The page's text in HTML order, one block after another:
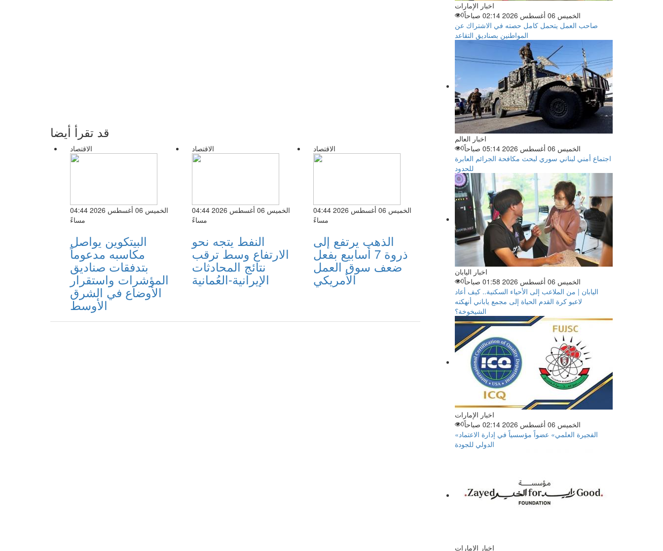
قد تقرأ أيضا
الاقتصاد
الخميس 06 أغسطس 2026 04:44
مساءً
البيتكوين يواصل
مكاسبه مدعوماً
بتدفقات صناديق
المؤشرات واستقرار
الأوضاع في الشرق
الأوسط
الاقتصاد
الخميس 06 أغسطس 2026 04:44
مساءً
النفط يتجه نحو
الارتفاع وسط ترقب
نتائج المحادثات
الإيرانية-العُمانية
الاقتصاد
الخميس 06 أغسطس 2026 04:44
مساءً
الذهب يرتفع إلى
ذروة 7 أسابيع بفعل
ضعف سوق العمل
الأمريكي
اخبار الإمارات
الخميس 06 أغسطس 2026 02:14 صباحاً
0
صاحب العمل يتحمل كامل حصته في الاشتراك عن
المواطنين بصناديق التقاعد
اخبار العالم
الخميس 06 أغسطس 2026 05:14 صباحاً
0
اجتماع أمني لبناني سوري لبحث مكافحة الجرائم العابرة
للحدود
اخبار اليابان
الخميس 06 أغسطس 2026 01:58 صباحاً
0
اليابان | من الملاعب إلى الأحياء السكنية.. كيف أعاد
لاعبو كرة القدم الحياة إلى مجمع ياباني أنهكته
الشيخوخة؟
اخبار الإمارات
الخميس 06 أغسطس 2026 02:14 صباحاً
0
«الفجيرة العلمي» عضواً مؤسسياً في إدارة الاعتماد
الدولي للجودة
اخبار الإمارات